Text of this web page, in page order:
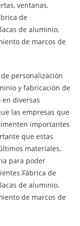
ventanas,
de
de aluminio,
de marcos de
personalización
y fabricación de
diversas
las empresas que
importantes
que estas
materiales,
para poder
Fábrica de
de aluminio,
de marcos de